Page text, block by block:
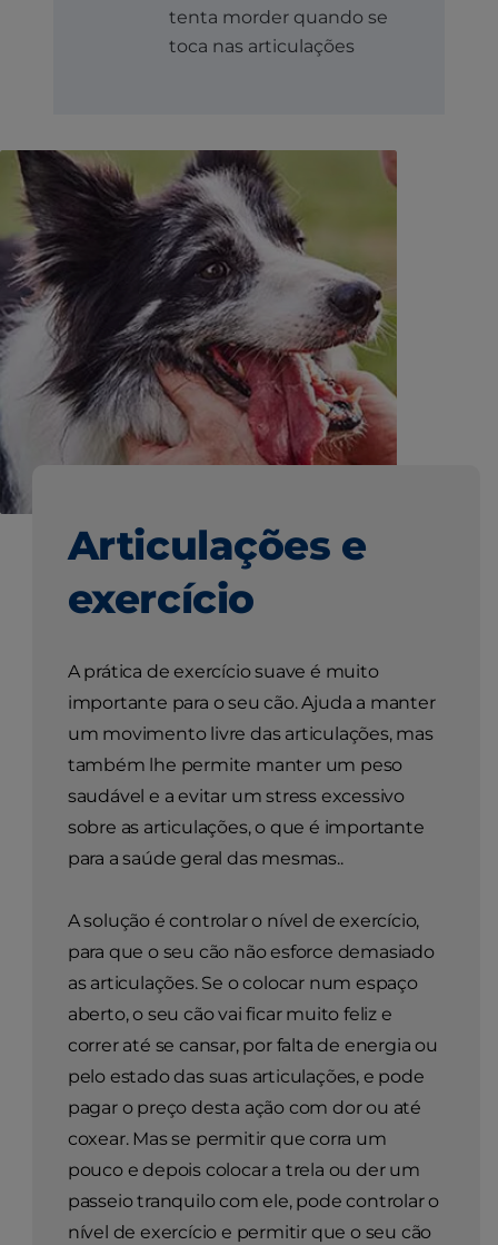
tenta morder quando se
toca nas articulações
Articulações e
exercício
A prática de exercício suave é muito
importante para o seu cão. Ajuda a manter
um movimento livre das articulações, mas
também lhe permite manter um peso
saudável e a evitar um stress excessivo
sobre as articulações, o que é importante
para a saúde geral das mesmas..
A solução é controlar o nível de exercício,
para que o seu cão não esforce demasiado
as articulações. Se o colocar num espaço
aberto, o seu cão vai ficar muito feliz e
correr até se cansar, por falta de energia ou
pelo estado das suas articulações, e pode
pagar o preço desta ação com dor ou até
coxear. Mas se permitir que corra um
pouco e depois colocar a trela ou der um
passeio tranquilo com ele, pode controlar o
nível de exercício e permitir que o seu cão